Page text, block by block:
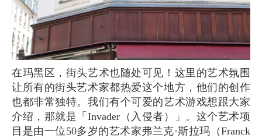
在玛黑区，街头艺术也随处可见！这里的艺术氛围
让所有的街头艺术家都热爱这个地方，他们的创作
也都非常独特。我们有个可爱的艺术游戏想跟大家
介绍，那就是「Invader（入侵者）」。这个艺术项
目是由一位50多岁的艺术家弗兰克·斯拉玛（Franck